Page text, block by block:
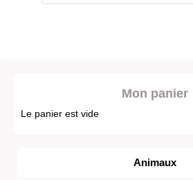
Mon panier
Le panier est vide
Animaux